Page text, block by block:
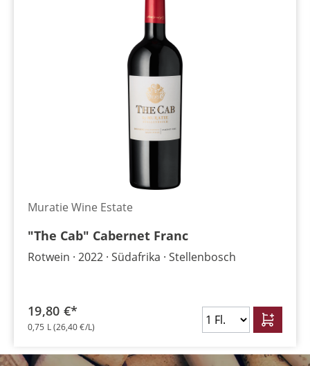
Muratie Wine Estate
"The Cab" Cabernet Franc
Rotwein 2022 Südafrika Stellenbosch
19,80 €*
0,75 L(26,40 €/L)